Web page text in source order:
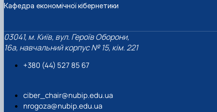
Кафедра економічної кібернетики
03041, м. Київ, вул. Героїв Оборони,
16а, навчальний корпус № 15, кім. 221
+380 (44) 527 85 67‬
ciber_chair@nubip.edu.ua
nrogoza@nubip.edu.ua